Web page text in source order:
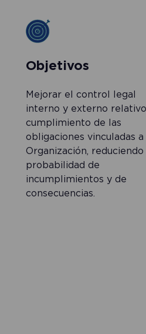
Objetivos
Mejorar el control legal
interno y externo
cumplimiento de las
obligaciones vinculadas a
Organización, reduciendo
probabilidad de
incumplimientos y de
consecuencias.